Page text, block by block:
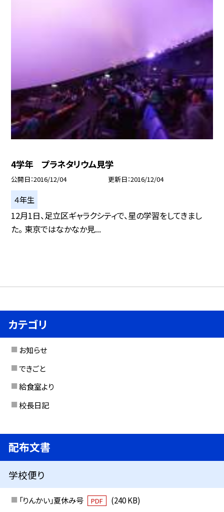
4学年 プラネタリウム見学
公開日 2016/12/04 更新日 2016/12/04
４年生
12月1日、足立区ギャラクシティで、星の学習をしてきまし
た。 東京ではなかなか見...
カテゴリ
お知らせ
できごと
給食室より
校長日記
配布文書
学校便り
「りんかい」夏休み号 PDF
(240 KB)